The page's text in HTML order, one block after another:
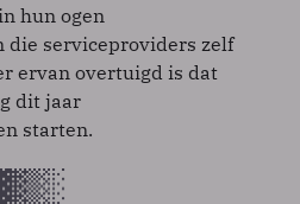
hun ogen
die serviceproviders zelf
ervan overtuigd is dat
dit jaar
starten.